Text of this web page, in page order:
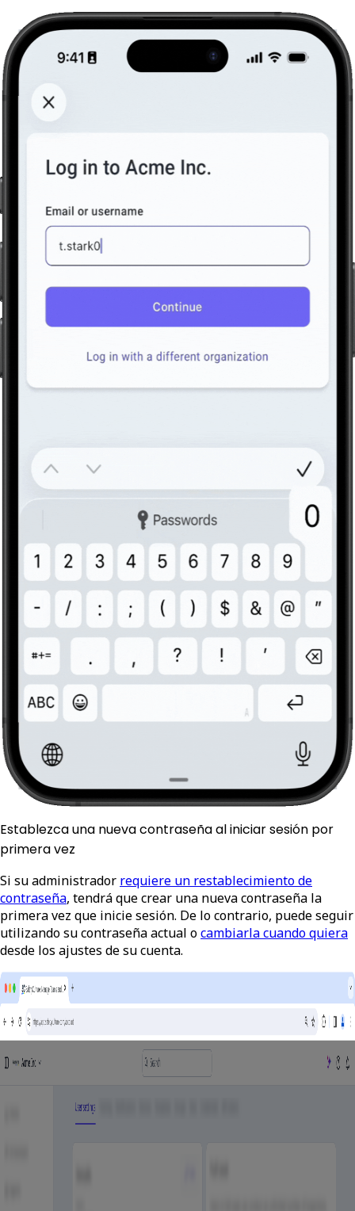
Establezca una nueva contraseña al iniciar sesión por
primera vez
Si su administrador requiere un restablecimiento de
contraseña, tendrá que crear una nueva contraseña la
primera vez que inicie sesión. De lo contrario, puede seguir
utilizando su contraseña actual ocambiarla cuando quiera
desde los ajustes de su cuenta.